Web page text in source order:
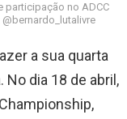
participação no ADCC
a sua quarta
No dia 18 de abril,